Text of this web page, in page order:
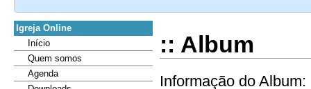
Igreja Online
Início
Quem somos
Agenda
:: Album
Informação do Album: